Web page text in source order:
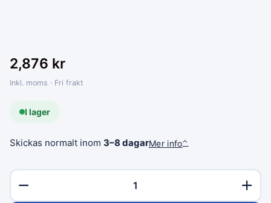
2,876 kr
Inkl. moms · Fri frakt
I lager
Skickas normalt inom 3–8 dagarMer info⌃